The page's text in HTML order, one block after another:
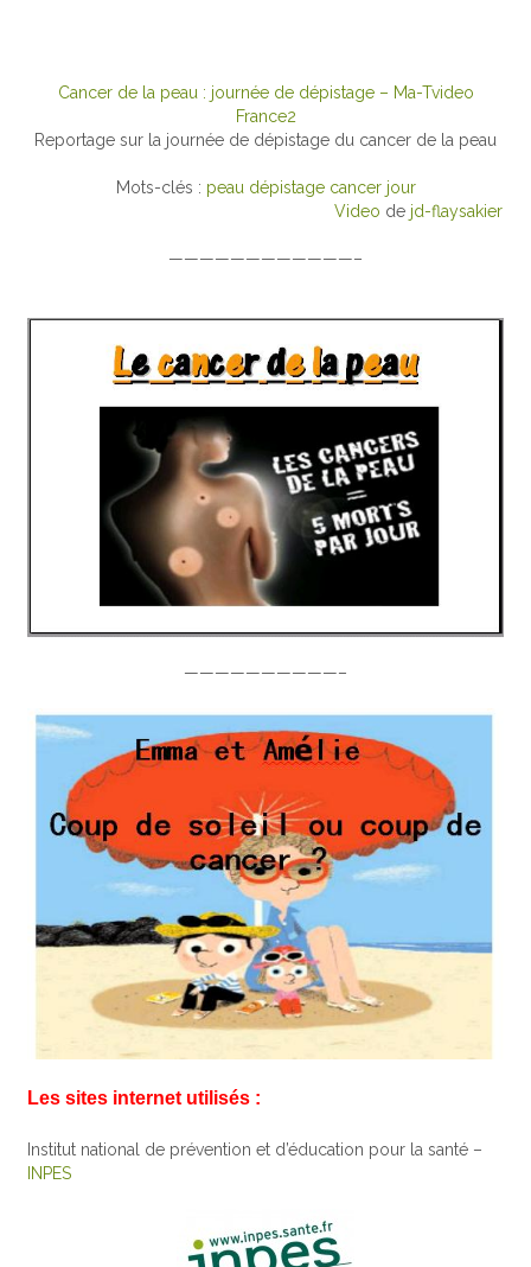
Cancer de la peau : journée de dépistage – Ma-Tvideo
France2
Reportage sur la journée de dépistage du cancer de la peau
Mots-clés : peau dépistage cancer jour
Video de jd-flaysakier
————————————–
——————————–
Les sites internet utilisés :
Institut national de prévention et d’éducation pour la santé –
INPES